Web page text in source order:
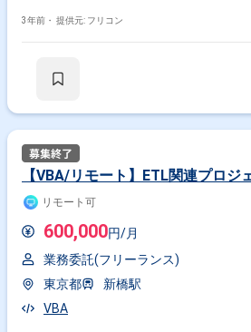
3年前・ 提供元: フリコン
【VBA/リモート】ETL関連プロジ
リモート可
600,000円/月
業務委託(フリーランス)
東京都
新橋駅
VBA